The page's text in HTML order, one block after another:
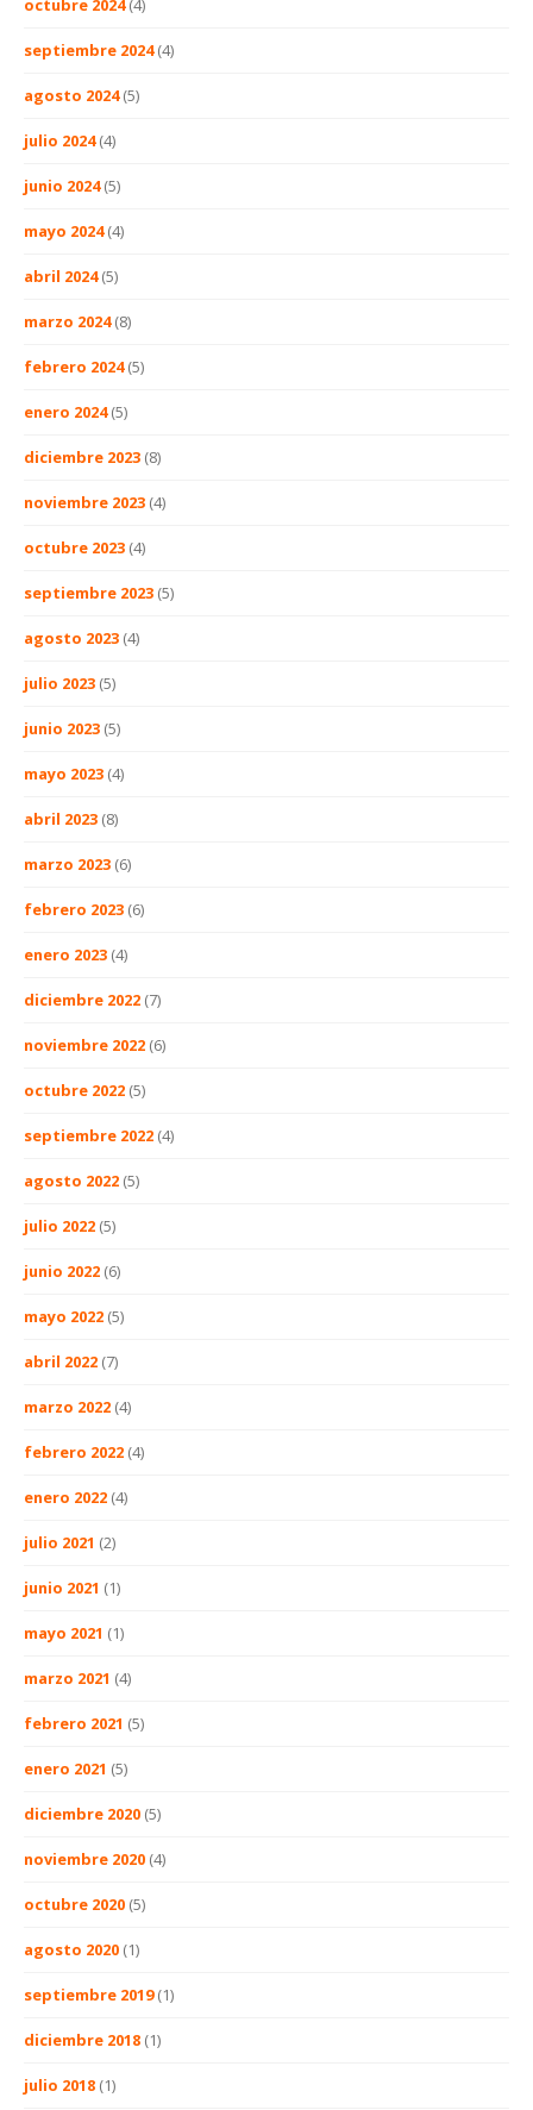
octubre 2024(4)
septiembre 2024(4)
agosto 2024(5)
julio 2024(4)
junio 2024(5)
mayo 2024(4)
abril 2024(5)
marzo 2024(8)
febrero 2024(5)
enero 2024(5)
diciembre 2023 (8)
noviembre 2023 (4)
octubre 2023 (4)
septiembre 2023 (5)
agosto 2023 (4)
julio 2023 (5)
junio 2023 (5)
mayo 2023 (4)
abril 2023 (8)
marzo 2023 (6)
febrero 2023 (6)
enero 2023 (4)
diciembre 2022 (7)
noviembre 2022 (6)
octubre 2022 (5)
septiembre 2022 (4)
agosto 2022 (5)
julio 2022 (5)
junio 2022 (6)
mayo 2022 (5)
abril 2022 (7)
marzo 2022 (4)
febrero 2022 (4)
enero 2022 (4)
julio 2021 (2)
junio 2021 (1)
mayo 2021 (1)
marzo 2021 (4)
febrero 2021 (5)
enero 2021 (5)
diciembre 2020 (5)
noviembre 2020 (4)
octubre 2020 (5)
agosto 2020 (1)
septiembre 2019(1)
diciembre 2018 (1)
julio 2018 (1)